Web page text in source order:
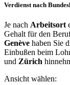
Verdienst nach
Je nach Arbeitsort
Gehalt für den
Genève haben Sie
Einbußen beim
und Zürich
Ansicht wählen: